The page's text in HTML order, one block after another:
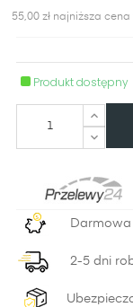
55,00 zł najniższa
Produkt dostępny
Darmowa
2-5 dni